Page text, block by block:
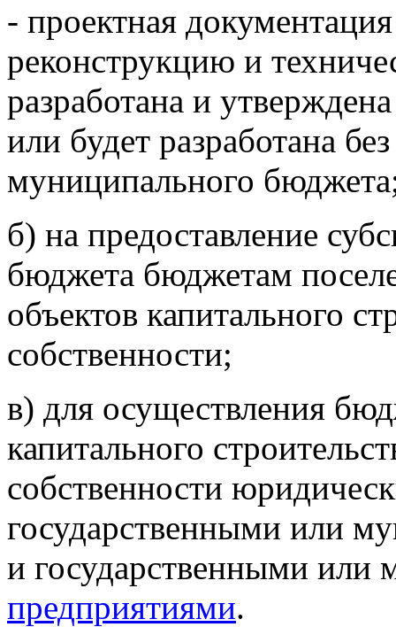
- проектная
реконструкцию и
разработана и
или будет разработана
муниципального
б) на предоставление
бюджета бюджетам
объектов капитального
собственности;
в) для осуществления
капитального
собственности
государственными или
и государственными
предприятиями.